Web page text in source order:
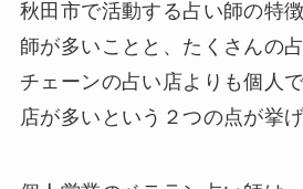
秋田市で活動する占い師の特
師が多いことと、たくさんの
チェーンの占い店よりも個人
店が多いという２つの点が挙げ